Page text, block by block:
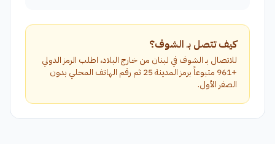
كيف تتصل بـ الشوف؟
للاتصال بـ الشوف في لبنان من خارج البلاد، اطلب الرمز الدولي
+961 متبوعاً برمز المدينة 25 ثم رقم الهاتف المحلي بدون
الصفر الأول.